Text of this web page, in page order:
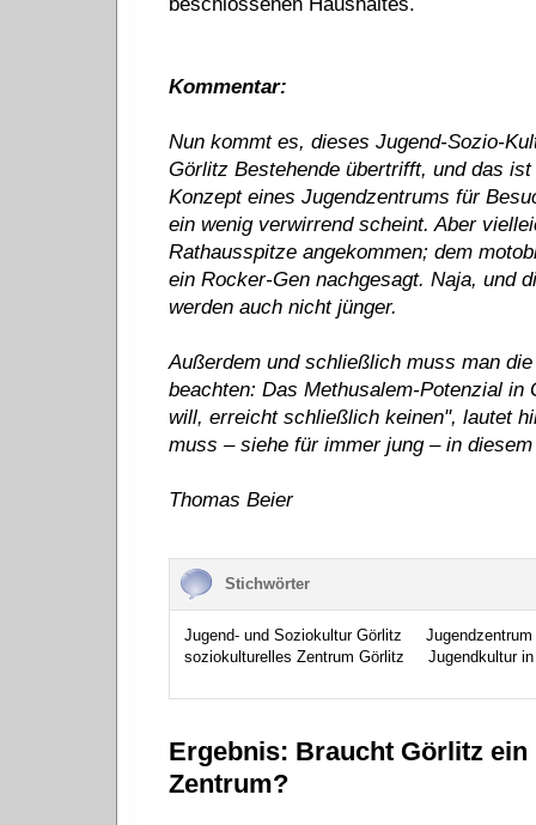
Kommentar:
Nun kommt es, dieses Jugend-Sozio-
Görlitz Bestehende übertrifft, und das
Konzept eines Jugendzentrums für
ein wenig verwirrend scheint. Aber
Rathausspitze angekommen; dem
ein Rocker-Gen nachgesagt. Naja, und
werden auch nicht jünger.
Außerdem und schließlich muss man
beachten: Das Methusalem-Potenzial
will, erreicht schließlich keinen", lautet
muss – siehe für immer jung – in
Thomas Beier
Stichwörter
Jugend- und Soziokultur Görlitz
soziokulturelles Zentrum Görlitz
Jugendkultur
Ergebnis: Braucht Görlitz
Zentrum?